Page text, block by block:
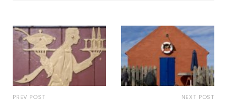
PREV POST NEXT POST